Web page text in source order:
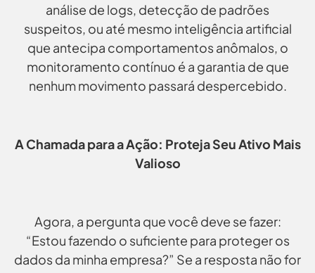
análise de logs, detecção de padrões
suspeitos, ou até mesmo inteligência artificial
que antecipa comportamentos anômalos, o
monitoramento contínuo é a garantia de que
nenhum movimento passará despercebido.
A Chamada para a Ação: Proteja Seu Ativo Mais
Valioso
Agora, a pergunta que você deve se fazer:
“Estou fazendo o suficiente para proteger os
dados da minha empresa?” Se a resposta não for